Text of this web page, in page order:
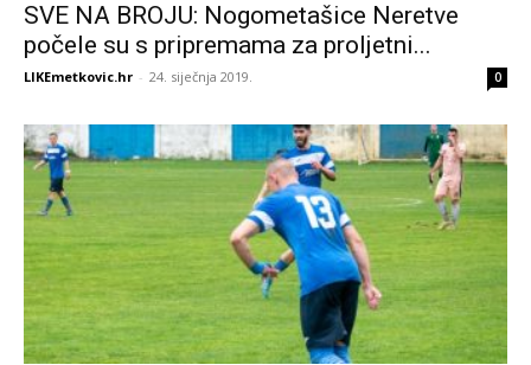
SVE NA BROJU: Nogometašice Neretve
počele su s pripremama za proljetni...
LIKEmetkovic.hr - 24. siječnja 2019. 0